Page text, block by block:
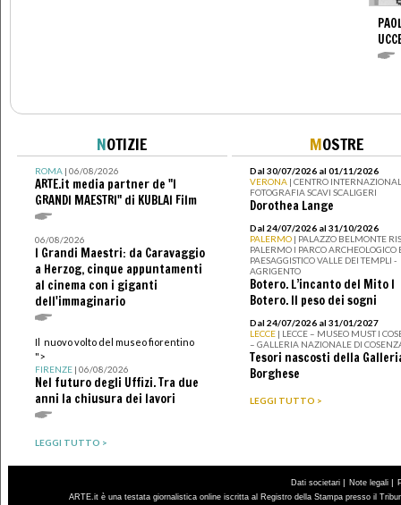
NOTIZIE
ROMA| 06/08/2026
ARTE.it media partner de "I
GRANDI MAESTRI" di KUBLAI Film
06/08/2026
I Grandi Maestri: da Caravaggio
a Herzog, cinque appuntamenti
al cinema con i giganti
dell'immaginario
Il nuovo volto del museo fiorentino
">
FIRENZE| 06/08/2026
Nel futuro degli Uffizi. Tra due
anni la chiusura dei lavori
LEGGI TUTTO >
MOSTRE
Dal 30/07/2026 al 01/11/2026
VERONA | CENTRO
FOTOGRAFIA SCAVI SCALIGERI
Dorothea Lange
Dal 24/07/2026 al 31/10/2026
PALERMO | PALAZZO BELMONTE
PALERMO I PARCO ARCHEOLOGICO
PAESAGGISTICO VALLE DEI TEMPLI -
AGRIGENTO
Botero. L’incanto del Mito I
Botero. Il peso dei sogni
Dal 24/07/2026 al 31/01/2027
LECCE | LECCE – MUSEO MUST I
– GALLERIA NAZIONALE DI
Tesori nascosti della
Borghese
LEGGI TUTTO >
Dati societari | Note legali |
ARTE.it è una testata giornalistica online iscritta al Registro della Stampa presso il